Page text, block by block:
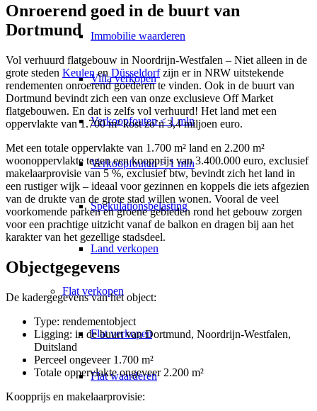
Immobilie waarderen
Villa verkopen
Verkoopfouten < 1 mln
Verkoopfouten > 1 mln
Spekulationsbelasting
Land verkopen
Flat verkopen
Flat verkopen
Flat waarderen
Onroerend goed in de buurt van
Dortmund
Vol verhuurd flatgebouw in Noordrijn-Westfalen – Niet alleen in de
grote steden Keulenen Düsseldorfzijn er in NRW uitstekende
rendementen onroerend goederen te vinden. Ook in de buurt van
Dortmund bevindt zich een van onze exclusieve Off Market
flatgebouwen. En dat is zelfs vol verhuurd! Het land met een
oppervlakte van 1.700 m² kost zo’n 3,4 miljoen euro.
Met een totale oppervlakte van 1.700 m² land en 2.200 m²
woonoppervlakte tegen een koopprijs van 3.400.000 euro, exclusief
makelaarprovisie van 5 %, exclusief btw, bevindt zich het land in
een rustiger wijk – ideaal voor gezinnen en koppels die iets afgezien
van de drukte van de grote stad willen wonen. Vooral de veel
voorkomende parken en groene gebieden rond het gebouw zorgen
voor een prachtige uitzicht vanaf de balkon en dragen bij aan het
karakter van het gezellige stadsdeel.
Objectgegevens
De kadergegevens van het object:
Type: rendementobject
Ligging: in de buurt van Dortmund, Noordrijn-Westfalen,
Duitsland
Perceel ongeveer 1.700 m²
Totale oppervlakte ongeveer 2.200 m²
Koopprijs en makelaarprovisie: